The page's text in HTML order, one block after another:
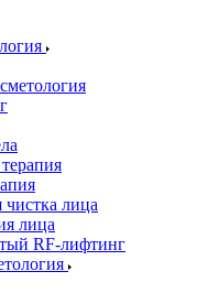
чистка лица
лица
RF-лифтинг